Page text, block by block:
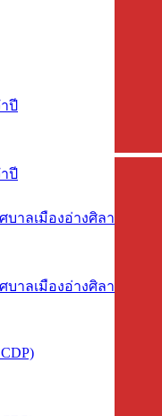
ปี
บาลเมืองอ่างศิลา
ปี
บาลเมืองอ่างศิลา